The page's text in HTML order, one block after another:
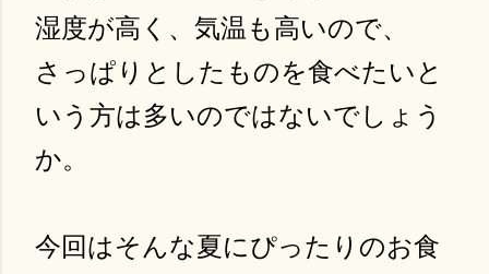
湿度が高く、気温も高いので、
さっぱりとしたものを食べたいと
いう方は多いのではないでしょう
か。
今回はそんな夏にぴったりのお食